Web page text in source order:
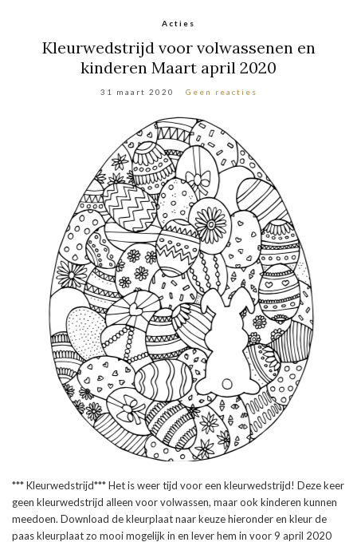
Acties
Kleurwedstrijd voor volwassenen en
kinderen Maart april 2020
31 maart 2020 Geen reacties
*** Kleurwedstrijd*** Het is weer tijd voor een kleurwedstrijd! Deze keer
geen kleurwedstrijd alleen voor volwassen, maar ook kinderen kunnen
meedoen. Download de kleurplaat naar keuze hieronder en kleur de
paas kleurplaat zo mooi mogelijk in en lever hem in voor 9 april 2020